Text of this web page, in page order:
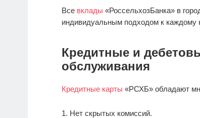
Все вклады «РоссельхозБанка» в
индивидуальным подходом к каждому
Кредитные и
обслуживания
Кредитные карты «РСХБ» обладают
Нет скрытых комиссий.